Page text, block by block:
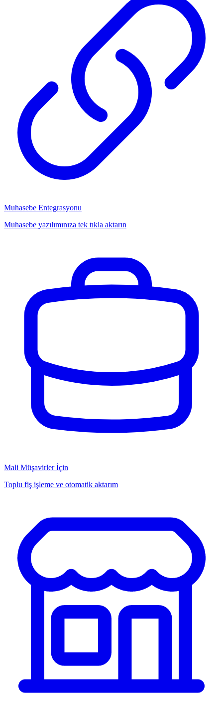
Muhasebe Entegrasyonu
Muhasebe yazılımınıza tek tıkla aktarın
Mali Müşavirler İçin
Toplu fiş işleme ve otomatik aktarım